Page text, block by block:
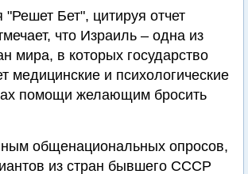
"Решет Бет", цитируя отчет
что Израиль – одна из
мира, в которых государство
медицинские и психологические
помощи желающим бросить
общенациональных опросов,
из стран бывшего СССР